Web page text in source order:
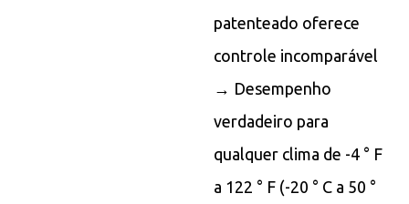
patenteado oferece
controle incomparável
→ Desempenho
verdadeiro para
qualquer clima de -4 ° F
a 122 ° F (-20 ° C a 50 °